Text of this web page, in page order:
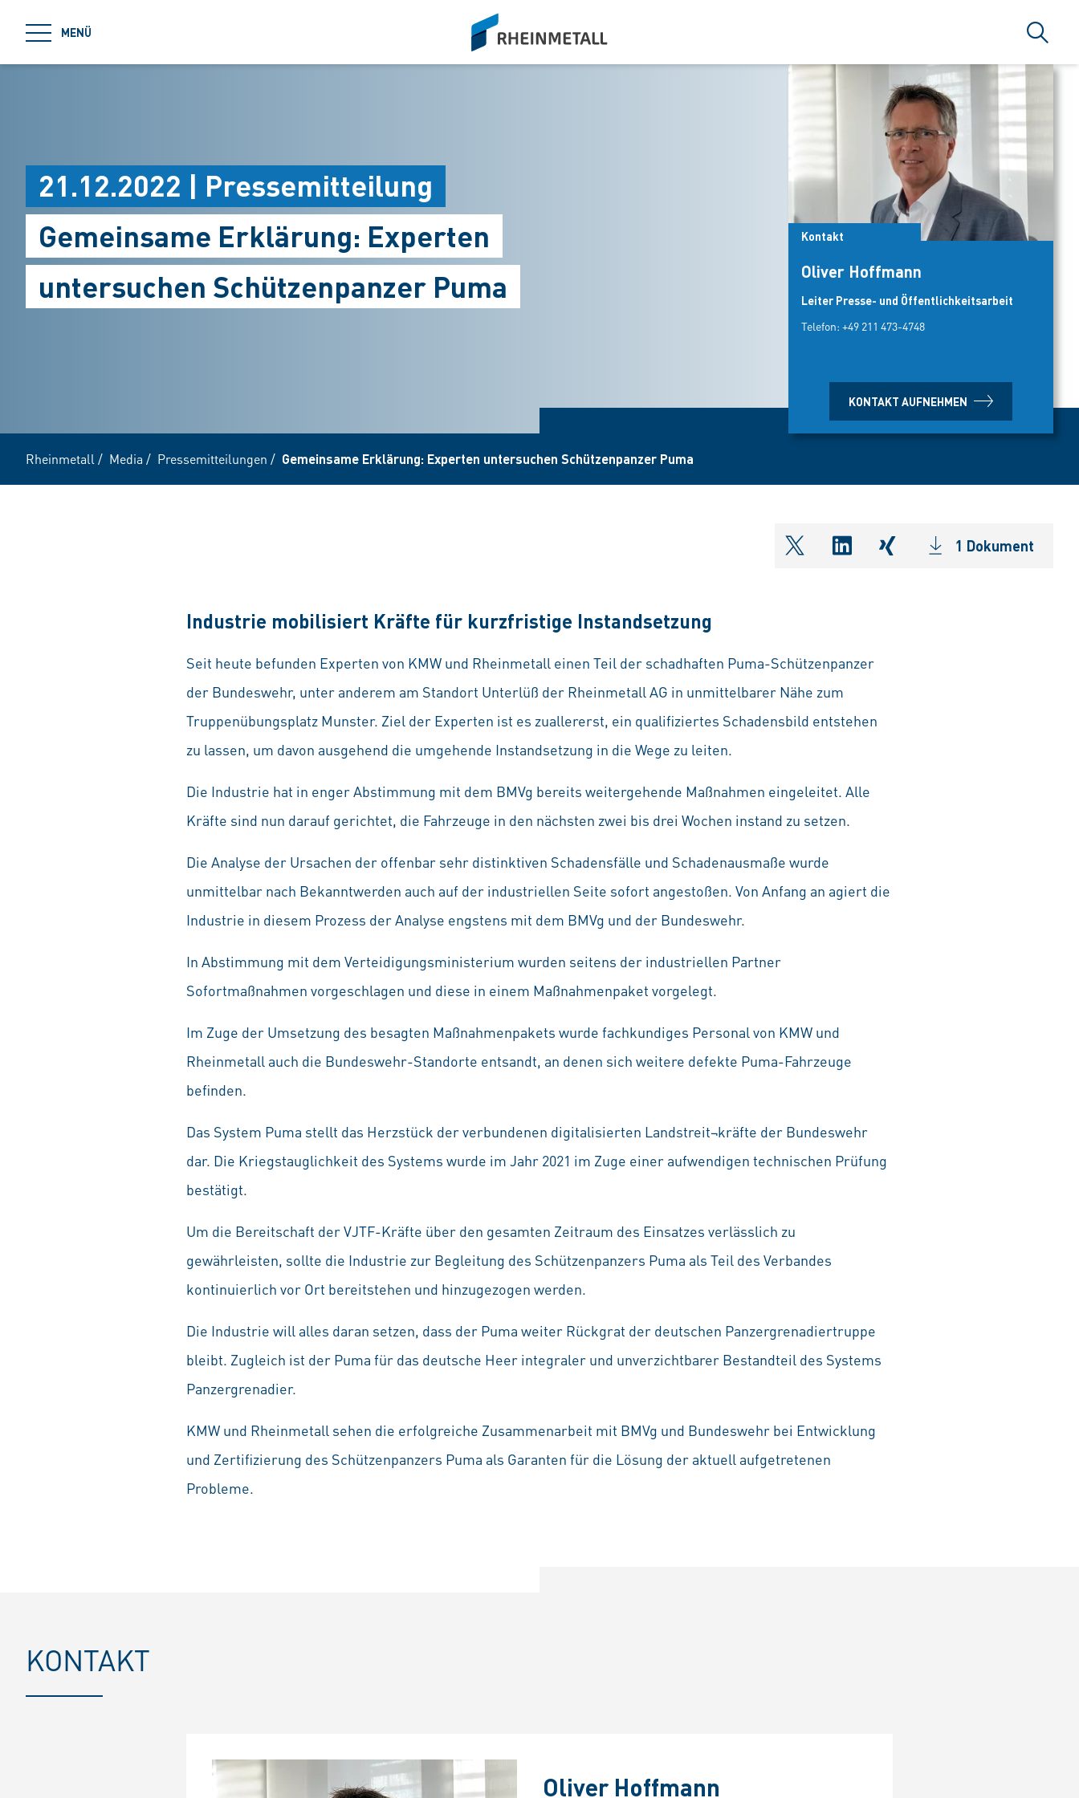
MENÜ
siteLogo
Suche
Kontakt
Oliver Hoffmann
Leiter Presse- und Öffentlichkeitsarbeit
Telefon: +49 211 473-4748
KONTAKT AUFNEHMEN
21.12.2022 | Pressemitteilung
Gemeinsame Erklärung: Experten
untersuchen Schützenpanzer Puma
Rheinmetall / Media / Pressemitteilungen / Gemeinsame Erklärung: Experten untersuchen Schützenpanzer Puma
shareOntwitter
shareOnlinkedIn
shareOnxing1 Dokument
Industrie mobilisiert Kräfte für kurzfristige Instandsetzung
Seit heute befunden Experten von KMW und Rheinmetall einen Teil der schadhaften Puma-Schützenpanzer
der Bundeswehr, unter anderem am Standort Unterlüß der Rheinmetall AG in unmittelbarer Nähe zum
Truppenübungsplatz Munster. Ziel der Experten ist es zuallererst, ein qualifiziertes Schadensbild entstehen
zu lassen, um davon ausgehend die umgehende Instandsetzung in die Wege zu leiten.
Die Industrie hat in enger Abstimmung mit dem BMVg bereits weitergehende Maßnahmen eingeleitet. Alle
Kräfte sind nun darauf gerichtet, die Fahrzeuge in den nächsten zwei bis drei Wochen instand zu setzen.
Die Analyse der Ursachen der offenbar sehr distinktiven Schadensfälle und Schadenausmaße wurde
unmittelbar nach Bekanntwerden auch auf der industriellen Seite sofort angestoßen. Von Anfang an agiert die
Industrie in diesem Prozess der Analyse engstens mit dem BMVg und der Bundeswehr.
In Abstimmung mit dem Verteidigungsministerium wurden seitens der industriellen Partner
Sofortmaßnahmen vorgeschlagen und diese in einem Maßnahmenpaket vorgelegt.
Im Zuge der Umsetzung des besagten Maßnahmenpakets wurde fachkundiges Personal von KMW und
Rheinmetall auch die Bundeswehr-Standorte entsandt, an denen sich weitere defekte Puma-Fahrzeuge
befinden.
Das System Puma stellt das Herzstück der verbundenen digitalisierten Landstreit¬kräfte der Bundeswehr
dar. Die Kriegstauglichkeit des Systems wurde im Jahr 2021 im Zuge einer aufwendigen technischen Prüfung
bestätigt.
Um die Bereitschaft der VJTF-Kräfte über den gesamten Zeitraum des Einsatzes verlässlich zu
gewährleisten, sollte die Industrie zur Begleitung des Schützenpanzers Puma als Teil des Verbandes
kontinuierlich vor Ort bereitstehen und hinzugezogen werden.
Die Industrie will alles daran setzen, dass der Puma weiter Rückgrat der deutschen Panzergrenadiertruppe
bleibt. Zugleich ist der Puma für das deutsche Heer integraler und unverzichtbarer Bestandteil des Systems
Panzergrenadier.
KMW und Rheinmetall sehen die erfolgreiche Zusammenarbeit mit BMVg und Bundeswehr bei Entwicklung
und Zertifizierung des Schützenpanzers Puma als Garanten für die Lösung der aktuell aufgetretenen
Probleme.
KONTAKT
Oliver Hoffmann